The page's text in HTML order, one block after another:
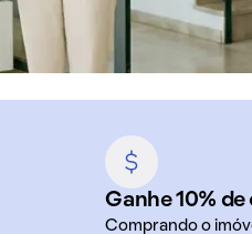
Ganhe 10%
Comprando o